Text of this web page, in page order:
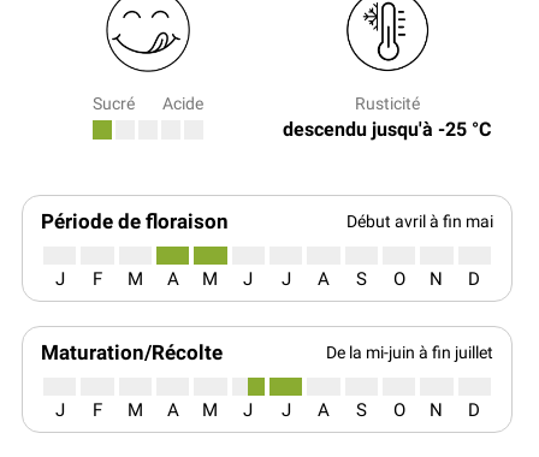
Sucré Acide Rusticité
descendu jusqu'à -25 °C
Période de floraison Début avril à fin mai
J F M A M J J A S O N D
Maturation/Récolte De la mi-juin à fin juillet
J F M A M J J A S O N D